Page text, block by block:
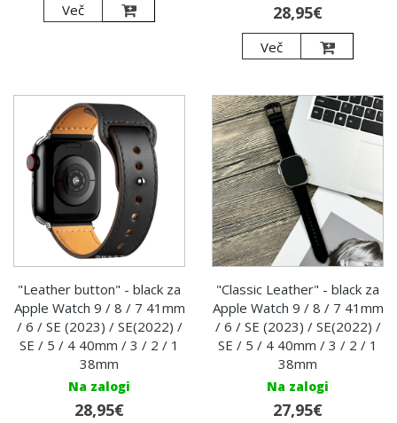
Več 28,95€
Več
"Leather button" - black za
Apple Watch 9 / 8 / 7 41mm
/ 6 / SE (2023) / SE(2022) /
SE / 5 / 4 40mm / 3 / 2 / 1
38mm
Na zalogi
28,95€
"Classic Leather" - black za
Apple Watch 9 / 8 / 7 41mm
/ 6 / SE (2023) / SE(2022) /
SE / 5 / 4 40mm / 3 / 2 / 1
38mm
Na zalogi
27,95€